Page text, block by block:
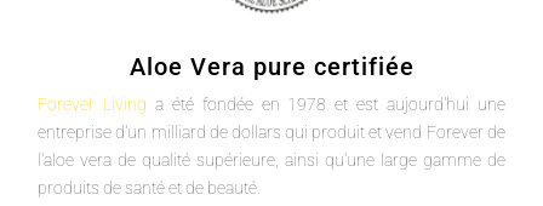
Aloe Vera pure certifiée
Forever Living a été fondée en 1978 et est aujourd'hui une
entreprise d'un milliard de dollars qui produit et vend Forever de
l'aloe vera de qualité supérieure, ainsi qu'une large gamme de
produits de santé et de beauté.